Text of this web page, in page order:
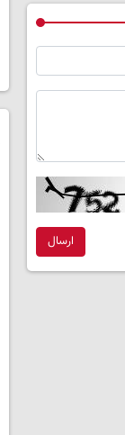
ارسال